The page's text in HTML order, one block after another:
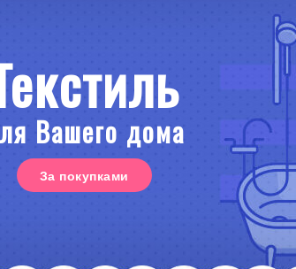
Вашего дома
За покупками